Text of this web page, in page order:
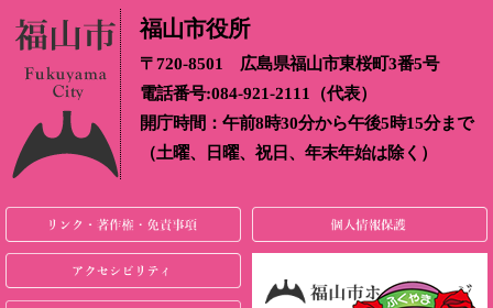
福山市役所
〒720-8501 広島県福山市東桜町3番5号
電話番号:084-921-2111（代表）
開庁時間：午前8時30分から午後5時15分まで
（土曜、日曜、祝日、年末年始は除く）